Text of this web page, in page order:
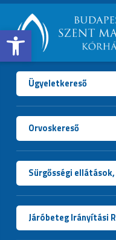
Open toolbar
BUDAPESTI
SZENT
MARGIT
KÓRHÁZ
Ügyeletkereső
Orvoskereső
Sürgősségi
Járóbeteg Irányítási